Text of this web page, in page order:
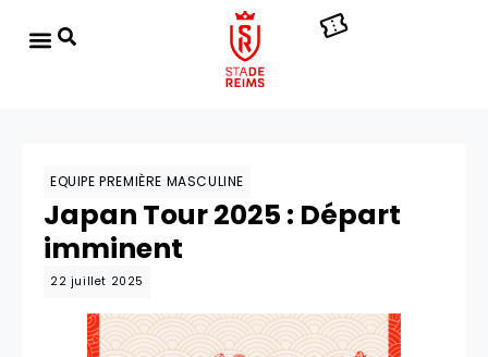
EQUIPE PREMIÈRE MASCULINE
Japan Tour 2025 : Départ
imminent
22 juillet 2025